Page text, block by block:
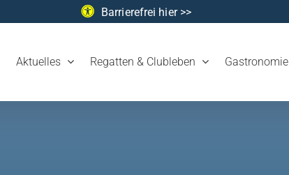
Barrierefrei hier >>
Aktuelles Regatten & Clubleben Gastronomie